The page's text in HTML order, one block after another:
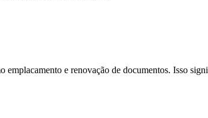
emplacamento e renovação de documentos. Isso